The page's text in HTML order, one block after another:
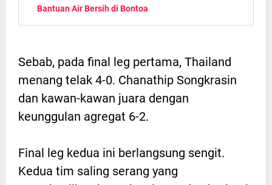
Bantuan Air Bersih di Bontoa
Sebab, pada final leg pertama, Thailand
menang telak 4-0. Chanathip Songkrasin
dan kawan-kawan juara dengan
keunggulan agregat 6-2.
Final leg kedua ini berlangsung sengit.
Kedua tim saling serang yang